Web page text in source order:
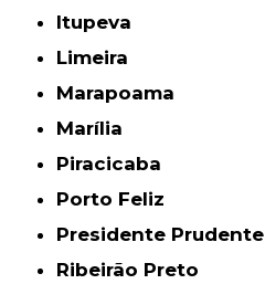
Itupeva
Limeira
Marapoama
Marília
Piracicaba
Porto Feliz
Presidente Prudente
Ribeirão Preto